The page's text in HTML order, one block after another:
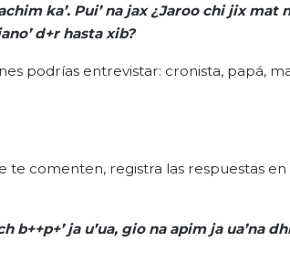
ka’. Pui’na jax¿Jaroochijix mat
’d+rhasta xib?
podrías entrevistar: cronista, papá,
comenten, registra las respuestas en
b++p+’ ja u’ua, gio na apimja ua’na